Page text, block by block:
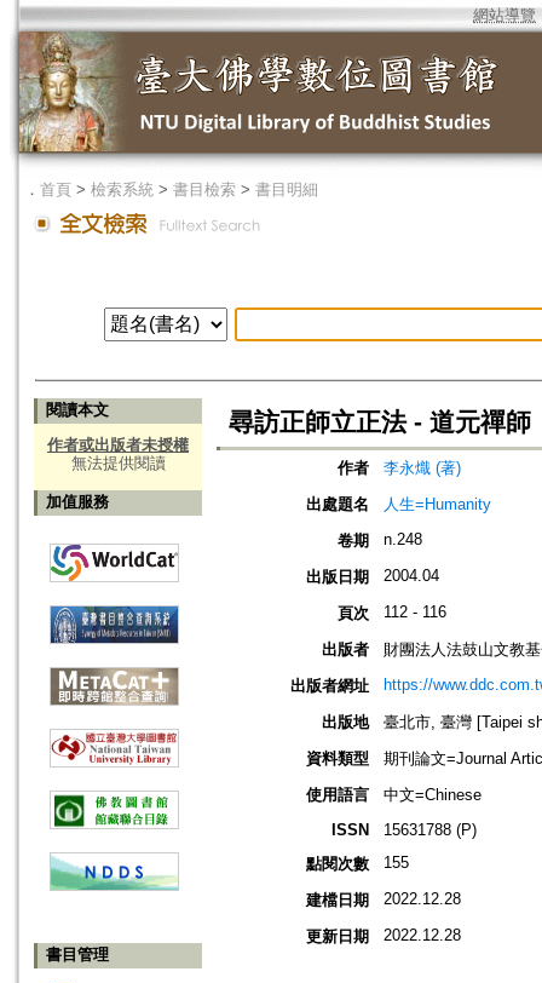
網站導覽
． 首頁 > 檢索系統 > 書目檢索 > 書目明細
閱讀本文
作者或出版者未授權
無法提供閱讀
加值服務
書目管理
尋訪正師立正法 - 道元禪師
作者
李永熾 (著)
出處題名
人生=Humanity
卷期
n.248
出版日期 2004.04
頁次 112 - 116
出版者
財團法人法鼓山文教
出版者網址
https://
出版地
臺北市, 臺灣 [Taipei
資料類型
期刊論文=Journal
使用語言
中文=Chinese
ISSN
15631788 (P)
點閱次數
155
建檔日期 2022.12.28
更新日期 2022.12.28